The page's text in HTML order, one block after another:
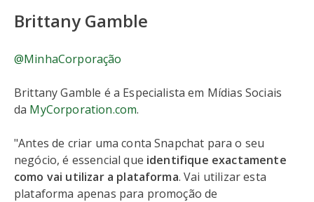
Brittany Gamble
@MinhaCorporação
Brittany Gamble é a Especialista em Mídias Sociais
da MyCorporation.com.
"Antes de criar uma conta Snapchat para o seu
negócio, é essencial que identifique exactamente
como vai utilizar a plataforma. Vai utilizar esta
plataforma apenas para promoção de